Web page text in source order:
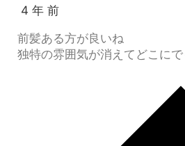
4 年 前
前髪ある方が良いね
独特の雰囲気が消えてどこに